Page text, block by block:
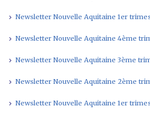
Newsletter Nouvelle Aquitaine 1er
Newsletter Nouvelle Aquitaine 4ème
Newsletter Nouvelle Aquitaine 3ème
Newsletter Nouvelle Aquitaine 2ème
Newsletter Nouvelle Aquitaine 1er